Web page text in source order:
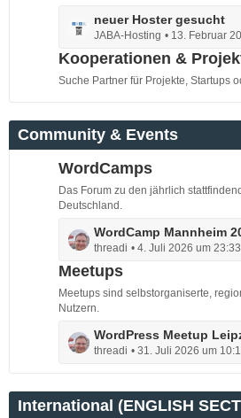
eL
t
e
r
g
e
neuer Hoster gesucht
JABA-Hosting 13. Februar
Kooperationen &
Suche Partner für Projekte, Startups
Community & Events
WordCamps
Das Forum zu den jährlich
Deutschland.
L
e
t
t
B
e
t
r
WordCamp Mannheim
threadi 4. Juli 2026 um 23:33
Meetups
Meetups sind selbstorganiserte,
Nutzern.
L
e
t
WordPress Meetup
threadi 31. Juli 2026 um
International (ENGLISH